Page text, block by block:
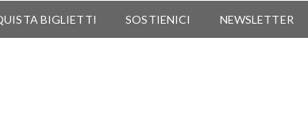
BIGLIETTI SOSTIENICI NEWSLETTER